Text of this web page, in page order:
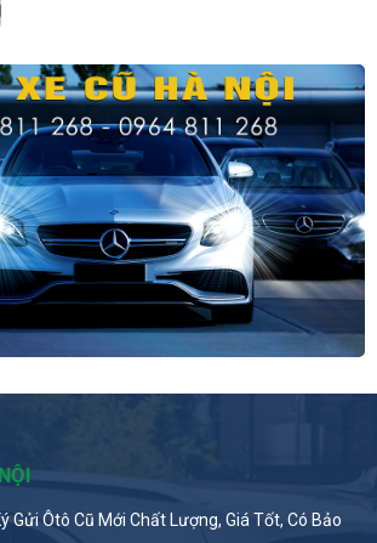
Gửi Ôtô Cũ Mới Chất Lượng, Giá Tốt, Có Bảo